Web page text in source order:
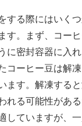
する際にはいく
す。まず、コー
に密封容器に入れ
コーヒー豆は解
ます。解凍する
れる可能性があ
していますが、